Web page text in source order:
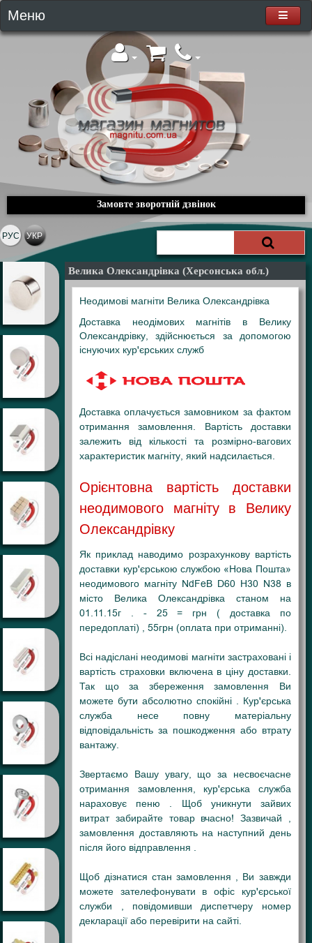
Меню
Замовте зворотній дзвінок
РУС УКР
Велика Олександрівка (Херсонська обл.)
Неодимові магніти Велика Олександрівка
Доставка неодімових магнітів в Велику
Олександрівку, здійснюється за допомогою
існуючих кур'єрських служб
Доставка оплачується замовником за фактом
отримання замовлення. Вартість доставки
залежить від кількості та розмірно-вагових
характеристик магніту, який надсилається.
Орієнтовна вартість доставки
неодимового магніту в Велику
Олександрівку
Як приклад наводимо розрахункову вартість
доставки кур'єрською службою «Нова Пошта»
неодимового магніту NdFeB D60 H30 N38 в
місто Велика Олександрівка станом на
01.11.15г . - 25 = грн ( доставка по
передоплаті) , 55грн (оплата при отриманні).
Всі надіслані неодимові магніти застраховані і
вартість страховки включена в ціну доставки.
Так що за збереження замовлення Ви
можете бути абсолютно спокійні . Кур'єрська
служба несе повну матеріальну
відповідальність за пошкодження або втрату
вантажу.
Звертаємо Вашу увагу, що за несвоєчасне
отримання замовлення, кур'єрська служба
нараховує пеню . Щоб уникнути зайвих
витрат забирайте товар вчасно! Зазвичай ,
замовлення доставляють на наступний день
після його відправлення .
Щоб дізнатися стан замовлення , Ви завжди
можете зателефонувати в офіс кур'єрської
служби , повідомивши диспетчеру номер
декларації або перевірити на сайті.